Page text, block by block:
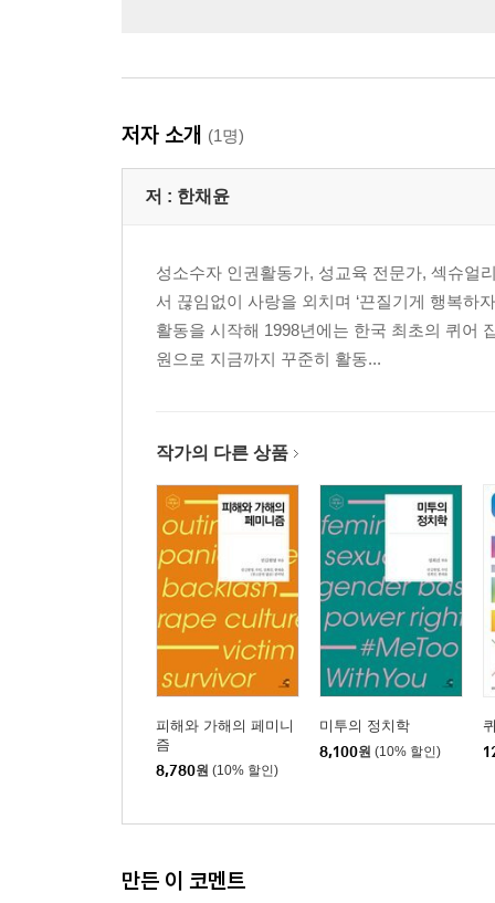
저자 소개 (1명)
저 : 한채윤
성소수자 인권활동가, 성교육 전문가, 섹슈얼
서 끊임없이 사랑을 외치며 ‘끈질기게 행복하
활동을 시작해 1998년에는 한국 최초의 퀴어
원으로 지금까지 꾸준히 활동...
작가의 다른 상품
피해와 가해의 페미니
즘
8,780원 (10% 할인)
미투의 정치학
8,100원 (10% 할인)
만든 이 코멘트